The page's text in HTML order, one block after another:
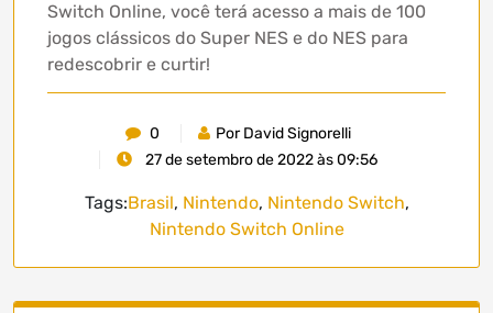
Switch Online, você terá acesso a mais de 100
jogos clássicos do Super NES e do NES para
redescobrir e curtir!
0
Por David Signorelli
27 de setembro de 2022 às 09:56
Tags:Brasil, Nintendo, Nintendo Switch,
Nintendo Switch Online